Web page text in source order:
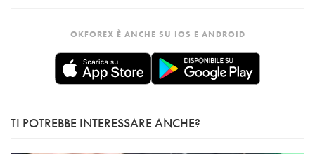
OKFOREX È ANCHE SU IOS E ANDROID
TI POTREBBE INTERESSARE ANCHE?